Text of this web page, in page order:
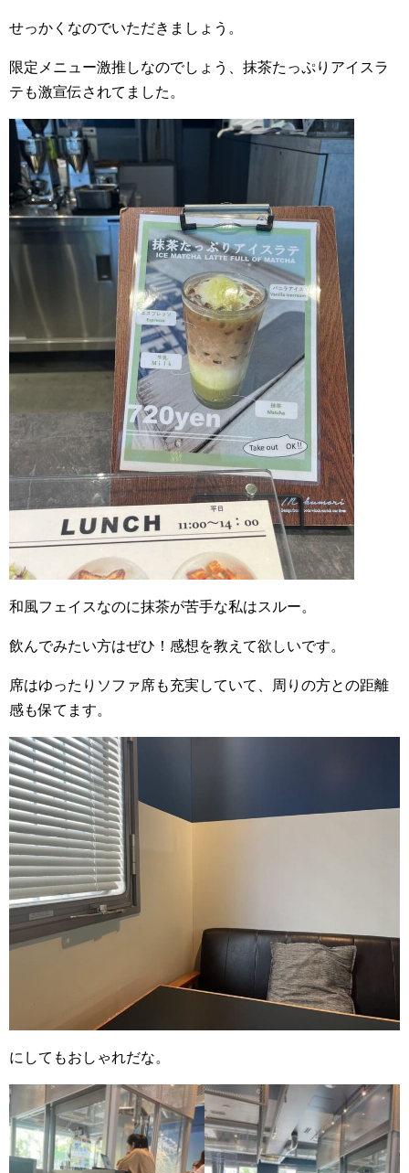
せっかくなのでいただきましょう。
限定メニュー激推しなのでしょう、抹茶たっぷりアイスラ
テも激宣伝されてました。
和風フェイスなのに抹茶が苦手な私はスルー。
飲んでみたい方はぜひ！感想を教えて欲しいです。
席はゆったりソファ席も充実していて、周りの方との距離
感も保てます。
にしてもおしゃれだな。